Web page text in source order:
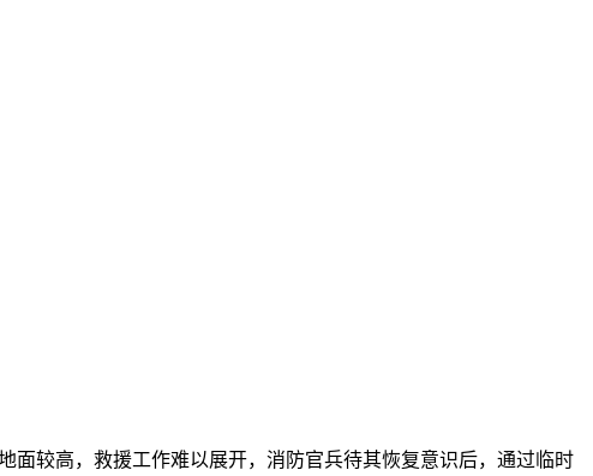
面较高，救援工作难以展开，消防官兵待其恢复意识后，通过临时